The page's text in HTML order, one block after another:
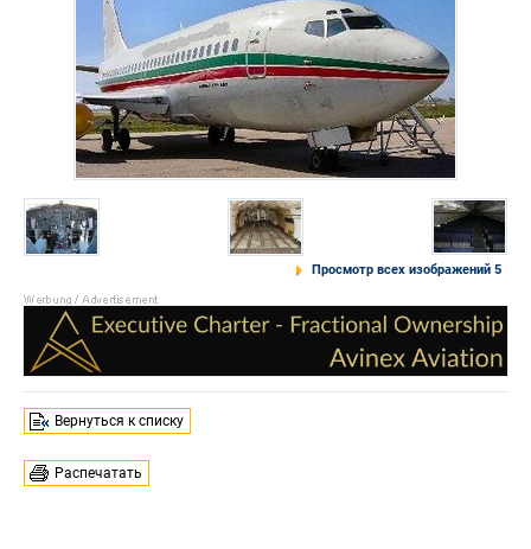
Просмотр всех изображений 5
Вернуться к списку
Распечатать